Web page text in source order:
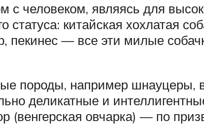
с человеком, являясь для
китайская хохлатая
пекинес — все эти милые
породы, например шнауцеры,
деликатные и
овчарка) — по